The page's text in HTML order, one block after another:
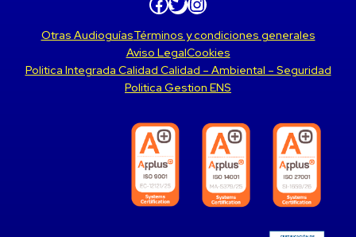
Otras AudioguíasTérminos y condiciones generales
Aviso LegalCookies
Politica Integrada Calidad Calidad – Ambiental – Seguridad
Politica Gestion ENS